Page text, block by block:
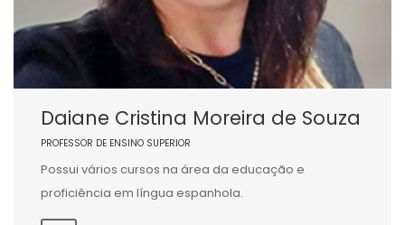
Daiane Cristina Moreira de Souza
PROFESSOR DE ENSINO SUPERIOR
Possui vários cursos na área da educação e
proficiência em língua espanhola.